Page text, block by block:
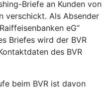
Briefe an Kunden von
verschickt. Als Absender
eG“
Briefes wird der BVR
des BVR
beim BVR ist davon